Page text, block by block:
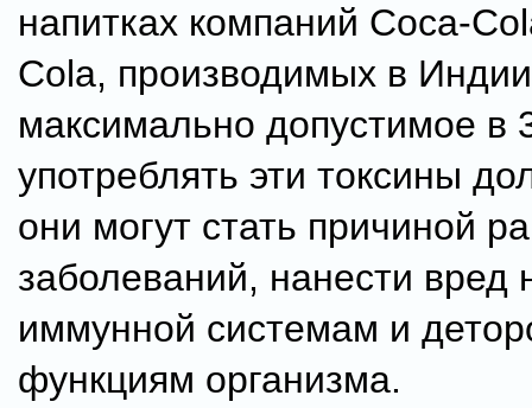
напитках компаний Coca-
Cola, производимых в
максимально допустимое в
употреблять эти токсины
они могут стать причиной
заболеваний, нанести вред
иммунной системам и
функциям организма.